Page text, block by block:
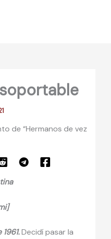
de “Hermanos de vez
Decidí pasar la